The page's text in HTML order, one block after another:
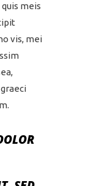
meis
vis, mei